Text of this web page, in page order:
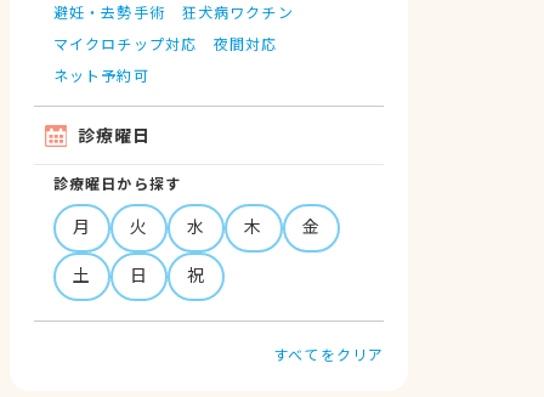
避妊・去勢手術
狂犬病ワクチン
マイクロチップ対応
夜間対応
ネット予約可
診療曜日
診療曜日から探す
月 火 水 木
金
土
日 祝
すべてをクリア